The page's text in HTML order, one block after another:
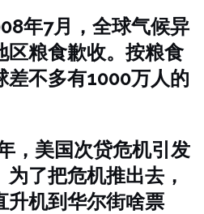
年7月，全球气候异
区粮食歉收。按粮食
差不多有1000万人的
，美国次贷危机引发
了把危机推出去，
升机到华尔街啥票